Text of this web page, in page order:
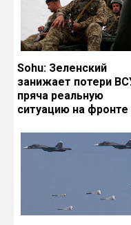
Sohu: Зеленский
занижает потери
пряча реальную
ситуацию на фронте